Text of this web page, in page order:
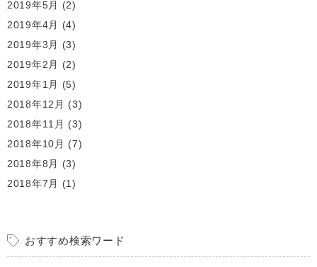
2019年5月
(2)
2019年4月
(4)
2019年3月
(3)
2019年2月
(2)
2019年1月
(5)
2018年12月 (3)
2018年11月 (3)
2018年10月 (7)
2018年8月
(3)
2018年7月
(1)
おすすめ検索ワード